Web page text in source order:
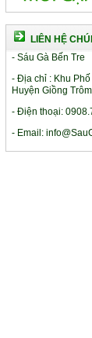
LIÊN HỆ
- Sáu Gà Bến Tre
- Địa chỉ : Khu Phố
Huyện Giồng
- Điện thoại:
- Email: